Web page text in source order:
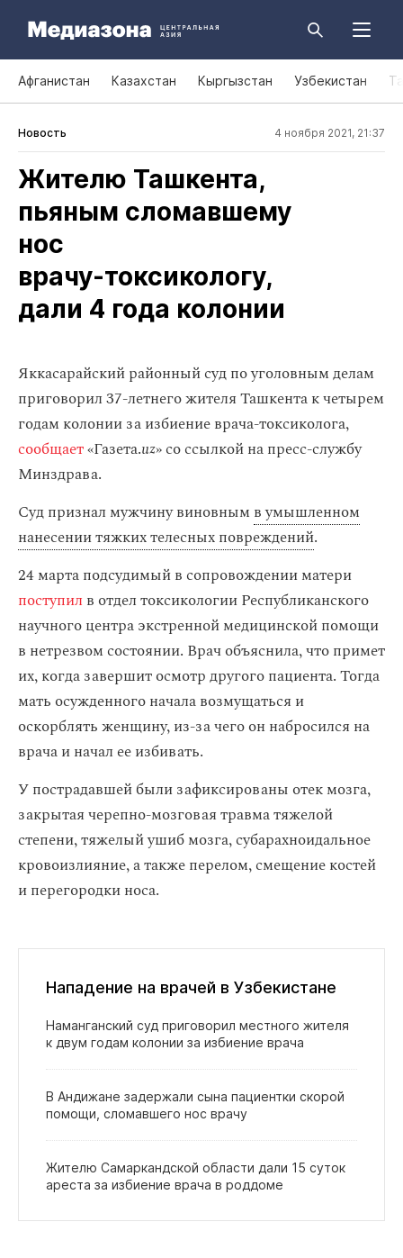
Афганистан Казахстан Кыргызстан Узбекистан
Новость 4 ноября 2021, 21:37
Жителю Ташкента,
пьяным сломавшему
нос
врачу‑токсикологу,
дали 4 года колонии
Яккасарайский районный суд по уголовным делам
приговорил 37-летнего жителя Ташкента к четырем
годам колонии за избиение врача-токсиколога,
сообщает«Газета.uz» со ссылкой на пресс-службу
Минздрава.
Суд признал мужчину виновным в умышленном
нанесении тяжких телесных повреждений.
24 марта подсудимый в сопровождении матери
поступил в отдел токсикологии Республиканского
научного центра экстренной медицинской помощи
в нетрезвом состоянии. Врач объяснила, что примет
их, когда завершит осмотр другого пациента. Тогда
мать осужденного начала возмущаться и
оскорблять женщину, из-за чего он набросился на
врача и начал ее избивать.
У пострадавшей были зафиксированы отек мозга,
закрытая черепно-мозговая травма тяжелой
степени, тяжелый ушиб мозга, субарахноидальное
кровоизлияние, а также перелом, смещение костей
и перегородки носа.
Нападение на врачей в Узбекистане
Наманганский суд приговорил местного жителя
к двум годам колонии за избиение врача
В Андижане задержали сына пациентки скорой
помощи, сломавшего нос врачу
Жителю Самаркандской области дали 15 суток
ареста за избиение врача в роддоме